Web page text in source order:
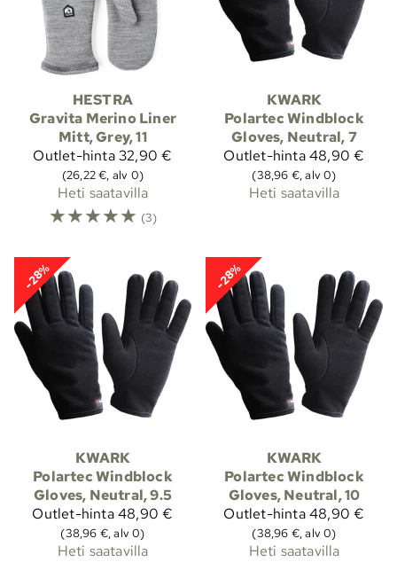
HESTRA
Gravita Merino Liner
Mitt, Grey, 11
Outlet-hinta32,90 €
(26,22 €, alv 0)
Heti saatavilla
☆☆☆☆☆ (3)
KWARK
Polartec Windblock
Gloves, Neutral, 7
Outlet-hinta48,90 €
(38,96 €, alv 0)
Heti saatavilla
-28%
KWARK
Polartec Windblock
Gloves, Neutral, 9.5
Outlet-hinta48,90 €
(38,96 €, alv 0)
Heti saatavilla
-28%
KWARK
Polartec Windblock
Gloves, Neutral, 10
Outlet-hinta48,90 €
(38,96 €, alv 0)
Heti saatavilla